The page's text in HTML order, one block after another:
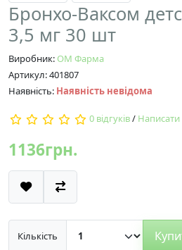
Бронхо-Ваксом
3,5 мг 30 шт
Виробник: ОМ Фарма
Артикул: 401807
Наявність: Наявність невідома
0 відгуків/ Написати
1136грн.
Кількість